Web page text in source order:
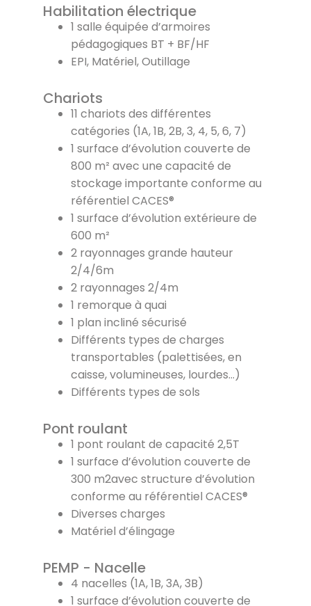
Habilitation électrique
1 salle équipée d’armoires
pédagogiques BT + BF/HF
EPI, Matériel, Outillage
Chariots
11 chariots des différentes
catégories (1A, 1B, 2B, 3, 4, 5, 6, 7)
1 surface d’évolution couverte de
800 m² avec une capacité de
stockage importante conforme au
référentiel CACES®
1 surface d’évolution extérieure de
600 m²
2 rayonnages grande hauteur
2/4/6m
2 rayonnages 2/4m
1 remorque à quai
1 plan incliné sécurisé
Différents types de charges
transportables (palettisées, en
caisse, volumineuses, lourdes…)
Différents types de sols
Pont roulant
1 pont roulant de capacité 2,5T
1 surface d’évolution couverte de
300 m2avec structure d’évolution
conforme au référentiel CACES®
Diverses charges
Matériel d’élingage
PEMP - Nacelle
4 nacelles (1A, 1B, 3A, 3B)
1 surface d’évolution couverte de